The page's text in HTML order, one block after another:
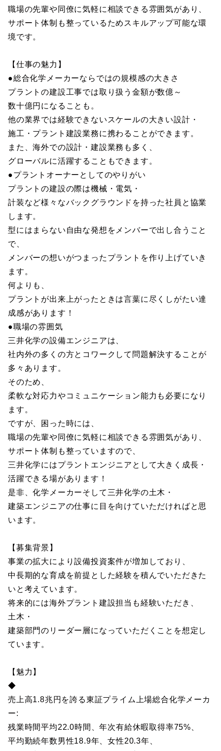
職場の先輩や同僚に気軽に相談できる雰囲気があり、
サポート体制も整っているためスキルアップ可能な環
境です。
【仕事の魅力】
●総合化学メーカーならではの規模感の大きさ
プラントの建設工事では取り扱う金額が数億～
数十億円になることも。
他の業界では経験できないスケールの大きい設計・
施工・プラント建設業務に携わることができます。
また、海外での設計・建設業務も多く、
グローバルに活躍することもできます。
●プラントオーナーとしてのやりがい
プラントの建設の際は機械・電気・
計装など様々なバックグラウンドを持った社員と協業
します。
型にはまらない自由な発想をメンバーで出し合うこと
で、
メンバーの想いがつまったプラントを作り上げていき
ます。
何よりも、
プラントが出来上がったときは言葉に尽くしがたい達
成感があります！
●職場の雰囲気
三井化学の設備エンジニアは、
社内外の多くの方とコワークして問題解決することが
多々あります。
そのため、
柔軟な対応力やコミュニケーション能力も必要になり
ます。
ですが、困った時には、
職場の先輩や同僚に気軽に相談できる雰囲気があり、
サポート体制も整っていますので、
三井化学にはプラントエンジニアとして大きく成長・
活躍できる場があります！
是非、化学メーカーそして三井化学の土木・
建築エンジニアの仕事に目を向けていただければと思
います。
【募集背景】
事業の拡大により設備投資案件が増加しており、
中長期的な育成を前提とした経験を積んでいただきた
いと考えています。
将来的には海外プラント建設担当も経験いただき、
土木・
建築部門のリーダー層になっていただくことを想定し
ています。
【魅力】
◆
売上高1.8兆円を誇る東証プライム上場総合化学メーカ
ー:
残業時間平均22.0時間、年次有給休暇取得率75%、
平均勤続年数男性18.9年、女性20.3年、